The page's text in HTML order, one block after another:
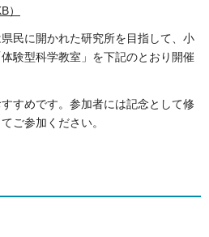
）
民に開かれた研究所を目指して、小
験型科学教室」を下記のとおり開催
すめです。参加者には記念として修
ご参加ください。